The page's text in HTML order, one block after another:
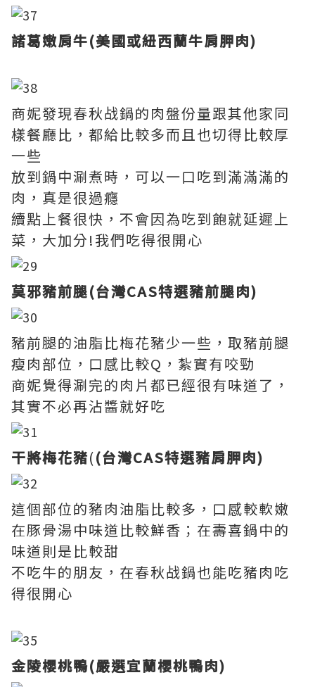
諸葛嫩肩牛(美國或紐西蘭牛肩胛肉)
商妮發現春秋战鍋的肉盤份量跟其他家同
樣餐廳比，都給比較多而且也切得比較厚
一些
放到鍋中涮煮時，可以一口吃到滿滿滿的
肉，真是很過癮
續點上餐很快，不會因為吃到飽就延遲上
菜，大加分!我們吃得很開心
莫邪豬前腿(台灣CAS特選豬前腿肉)
豬前腿的油脂比梅花豬少一些，取豬前腿
瘦肉部位，口感比較Q，紮實有咬勁
商妮覺得涮完的肉片都已經很有味道了，
其實不必再沾醬就好吃
干將梅花豬((台灣CAS特選豬肩胛肉)
這個部位的豬肉油脂比較多，口感較軟嫩
在豚骨湯中味道比較鮮香；在壽喜鍋中的
味道則是比較甜
不吃牛的朋友，在春秋战鍋也能吃豬肉吃
得很開心
金陵櫻桃鴨(嚴選宜蘭櫻桃鴨肉)